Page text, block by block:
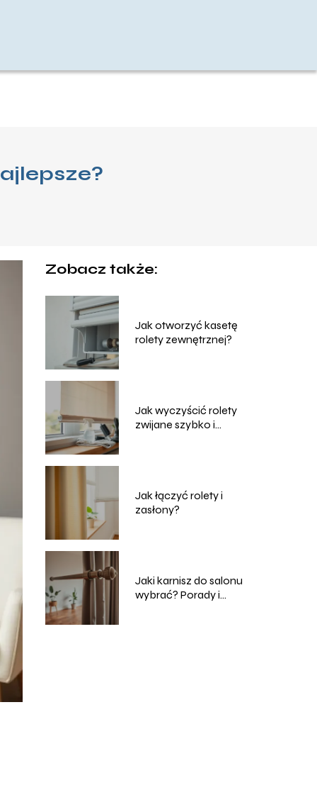
Zobacz także:
Jak otworzyć kasetę
rolety zewnętrznej?
Jak wyczyścić rolety
zwijane szybko i
Jak łączyć rolety i
zasłony?
Jaki karnisz do salonu
wybrać? Porady i